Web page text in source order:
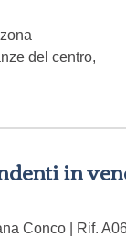
del centro,
in
Conco | Rif.